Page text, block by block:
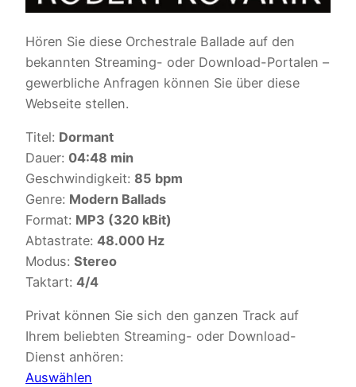
Hören Sie diese Orchestrale Ballade auf den
bekannten Streaming- oder Download-Portalen –
gewerbliche Anfragen können Sie über diese
Webseite stellen.
Titel: Dormant
Dauer: 04:48 min
Geschwindigkeit: 85 bpm
Genre: Modern Ballads
Format: MP3 (320 kBit)
Abtastrate: 48.000 Hz
Modus: Stereo
Taktart: 4/4
Privat können Sie sich den ganzen Track auf
Ihrem beliebten Streaming- oder Download-
Dienst anhören:
Auswählen